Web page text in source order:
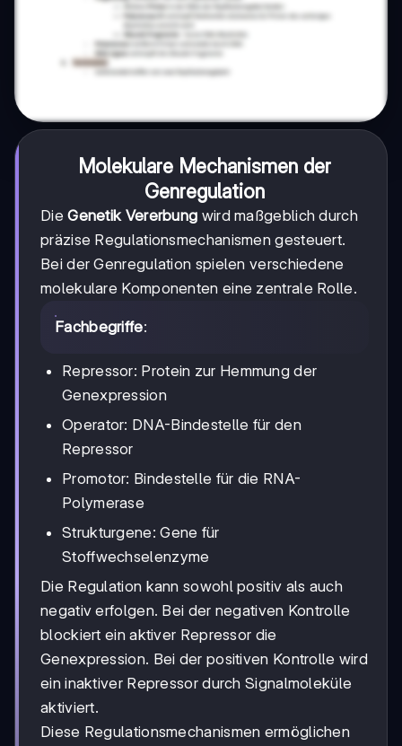
Molekulare Mechanismen der
Genregulation
DieGenetik Vererbung wird maßgeblich durch
präzise Regulationsmechanismen gesteuert.
Bei der Genregulation spielen verschiedene
molekulare Komponenten eine zentrale Rolle.
Fachbegriffe:
Repressor: Protein zur Hemmung der
Genexpression
Operator: DNA-Bindestelle für den
Repressor
Promotor: Bindestelle für die RNA-
Polymerase
Strukturgene: Gene für
Stoffwechselenzyme
Die Regulation kann sowohl positiv als auch
negativ erfolgen. Bei der negativen Kontrolle
blockiert ein aktiver Repressor die
Genexpression. Bei der positiven Kontrolle wird
ein inaktiver Repressor durch Signalmoleküle
aktiviert.
Diese Regulationsmechanismen ermöglichen